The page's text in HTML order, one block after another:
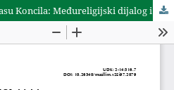
Predstavljanje islama u Glasu Koncila: Međureligijski dijalog i islamske teološke teme